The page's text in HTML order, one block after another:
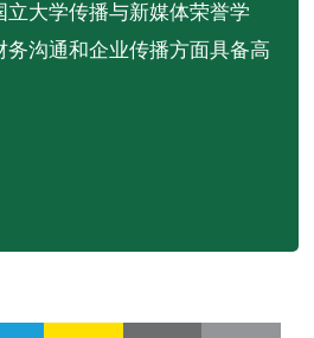
大学传播与新媒体荣誉学
沟通和企业传播方面具备高